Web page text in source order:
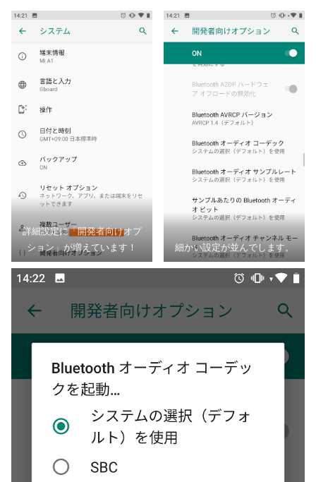
詳細設定に「開発者向けオプ
ション」が増えています！
細かい設定が並んでします。